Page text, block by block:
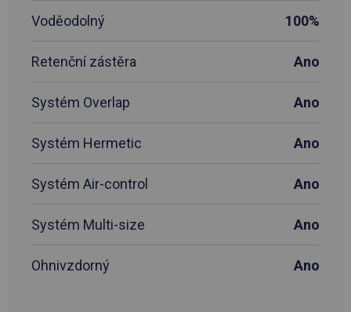
Voděodolný 100%
Retenční zástěra Ano
Systém Overlap Ano
Systém Hermetic Ano
Systém Air-control Ano
Systém Multi-size Ano
Ohnivzdorný Ano